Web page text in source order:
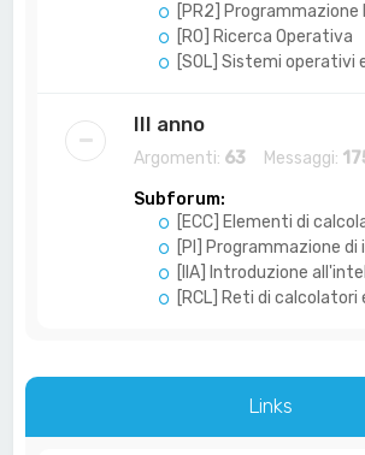
[PR2] Programmazione II
[RO] Ricerca Operativa
[SOL] Sistemi operativi
III anno
Argomenti: 63 Messaggi:
Subforum:
[ECC] Elementi di
[PI] Programmazione
[IIA] Introduzione
[RCL] Reti di calcolatori
Links